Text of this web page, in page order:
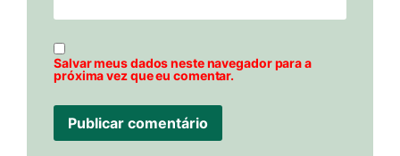
Salvar meus dados neste navegador para a
próxima vez que eu comentar.